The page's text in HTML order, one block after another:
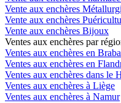
Vente aux enchères
Vente aux enchères
Vente aux enchères Bijoux
Ventes aux enchères par
Ventes aux enchères en
Ventes aux enchères en
Ventes aux enchères dans le
Ventes aux enchères à Liège
Ventes aux enchères à Namur